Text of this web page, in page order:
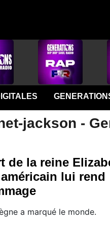
jackson -
de la reine
lui rend
a marqué le monde.